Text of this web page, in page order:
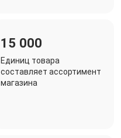
15 000
Единиц товара
составляет ассортимент
магазина